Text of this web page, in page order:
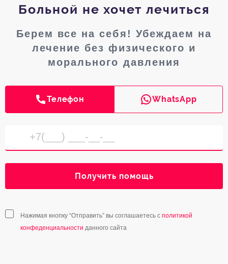
Больной не хочет лечиться
Берем все на себя! Убеждаем на
лечение без физического и
морального давления
Телефон WhatsApp
Получить помощь
Нажимая кнопку “Отправить” вы соглашаетесь с политикой
конфеденциальности данного сайта